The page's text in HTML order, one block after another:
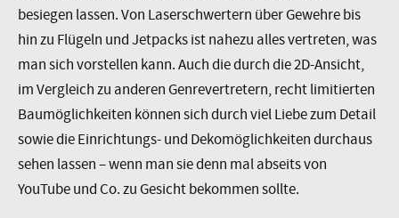
besiegen lassen. Von Laserschwertern über Gewehre bis
hin zu Flügeln und Jetpacks ist nahezu alles vertreten, was
man sich vorstellen kann. Auch die durch die 2D-Ansicht,
im Vergleich zu anderen Genrevertretern, recht limitierten
Baumöglichkeiten können sich durch viel Liebe zum Detail
sowie die Einrichtungs- und Dekomöglichkeiten durchaus
sehen lassen – wenn man sie denn mal abseits von
YouTube und Co. zu Gesicht bekommen sollte.